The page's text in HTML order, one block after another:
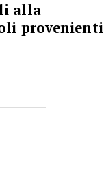
alla
provenienti